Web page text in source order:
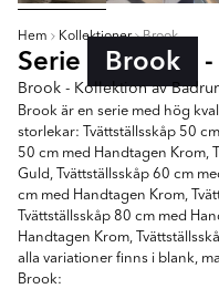
Hem Kollektioner Brook
Serie Brook
Brook - Kollektion av
Brook är en serie med hög
storlekar: Tvättställsskåp 50
50 cm med Handtagen Krom,
Guld, Tvättställsskåp 60 cm
cm med Handtagen Krom,
Tvättställsskåp 80 cm med
Handtagen Krom,
alla variationer finns i blank,
Brook: